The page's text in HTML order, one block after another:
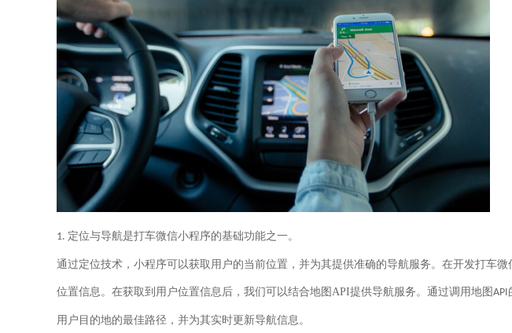
1. 定位与导航是打车微信小程序的基础功能之一。
通过定位技术，小程序可以获取用户的当前位置，并为其提供准确的导航服务。在开发打车
位置信息。在获取到用户位置信息后，我们可以结合地图 API提供导航服务。通过调用地图 API
用户目的地的最佳路径，并为其实时更新导航信息。